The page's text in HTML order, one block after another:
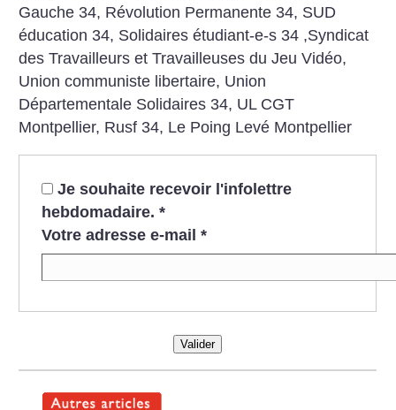
Gauche 34, Révolution Permanente 34, SUD
éducation 34, Solidaires étudiant-e-s 34 ,Syndicat
des Travailleurs et Travailleuses du Jeu Vidéo,
Union communiste libertaire, Union
Départementale Solidaires 34, UL CGT
Montpellier, Rusf 34, Le Poing Levé Montpellier
Je souhaite recevoir l'infolettre
hebdomadaire. *
Votre adresse e-mail *
Valider